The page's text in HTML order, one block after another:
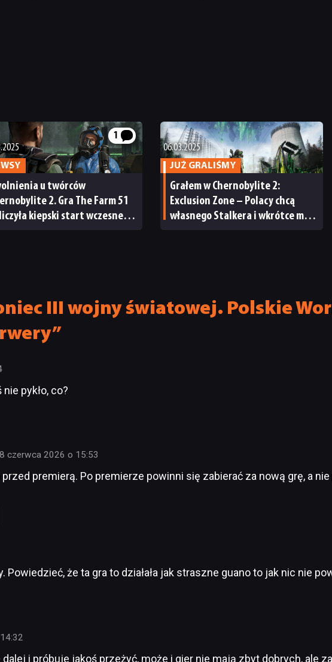
1
u twórców
2. Gra The Farm 51
kiepski start wczesnego
06.03.2025
JUŻ GRALIŚMY
Grałem w Chernobylite 2:
Exclusion Zone – Polacy chcą
własnego Stalkera i wkrótce mieć
III wojny światowej. Polskie
pykło, co?
8 czerwca 2026 o 15:53
przed premierą. Po premierze powinni się zabierać za nową grę, a
Powiedzieć, że ta gra to działała jak straszne guano to jak nic nie
i próbuje jakoś przeżyć, może i gier nie mają zbyt dobrych, ale